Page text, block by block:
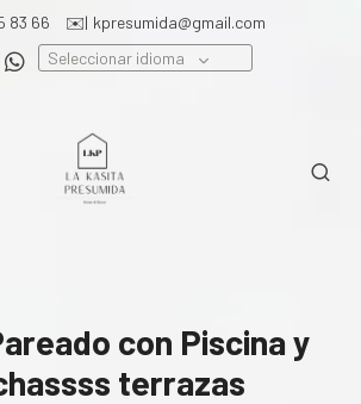
83 66 ✉️| kpresumida@gmail.com
Seleccionar idioma
con Piscina y
terrazas